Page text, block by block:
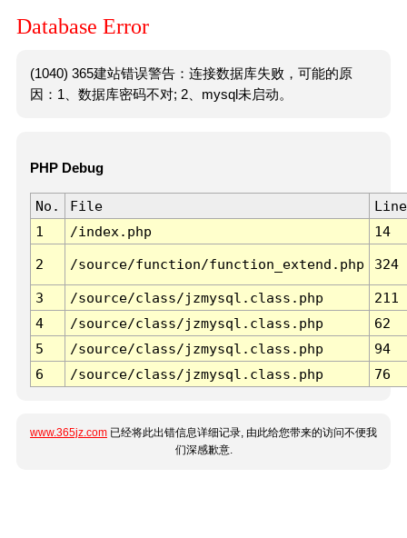
Database Error
(1040) 365建站错误警告：连接数据库失败，可能的原
因：1、数据库密码不对; 2、mysql未启动。
PHP Debug
No. File
Line
1
/index.php 14
2 /source/function/function_extend.php 324
3 /source/class/jzmysql.class.php
211
4
/source/class/jzmysql.class.php
62
5
/source/class/jzmysql.class.php
94
6
/source/class/jzmysql.class.php 76
www.365jz.com 已经将此出错信息详细记录, 由此给您带来的访问不便我
们深感歉意.